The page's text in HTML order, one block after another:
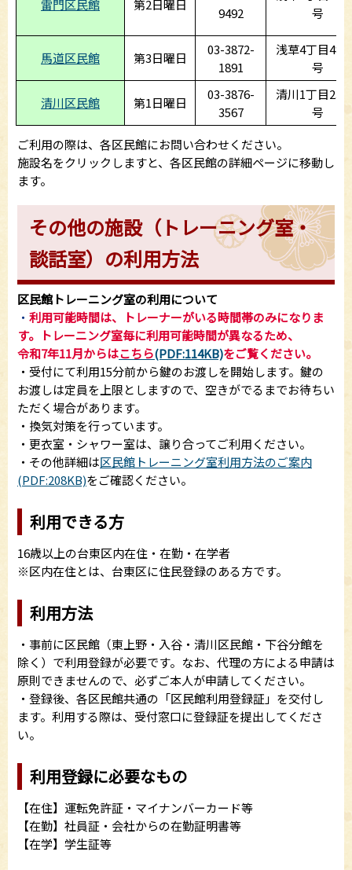
雷門区民館 第2日曜日
9492
号
馬道区民館 第3日曜日
03-3872-
1891
浅草4丁目48
号
清川区民館 第1日曜日
03-3876-
3567
清川1丁目23
号
ご利用の際は、各区民館にお問い合わせください。
施設名をクリックしますと、各区民館の詳細ページに移動し
ます。
その他の施設（トレーニング室・
談話室）の利用方法
区民館トレーニング室の利用について
・ 利用可能時間は、トレーナーがいる時間帯のみになりま
す。
トレーニング室毎に利用可能時間が異なるため、
令和7年11月からはこちら(PDF:114KB)をご覧ください。
・受付にて利用15分前から鍵のお渡しを開始します。鍵の
お渡しは定員を上限としますので、空きがでるまでお待ちい
ただく場合があります。
・換気対策を行っています。
・更衣室・シャワー室は、譲り合ってご利用ください。
・その他詳細は区民館トレーニング室利用方法のご案内
(PDF:208KB)をご確認ください。
利用できる方
16歳以上の台東区内在住・在勤・在学者
※区内在住とは、台東区に住民登録のある方です。
利用方法
・事前に区民館（東上野・入谷・清川区民館・下谷分館を
除く）で利用登録が必要です。なお、代理の方による申請は
原則できませんので、必ずご本人が申請してください。
・登録後、各区民館共通の「区民館利用登録証」を交付し
ます。利用する際は、受付窓口に登録証を提出してくださ
い。
利用登録に必要なもの
【在住】運転免許証・マイナンバーカード等
【在勤】社員証・会社からの在勤証明書等
【在学】学生証等